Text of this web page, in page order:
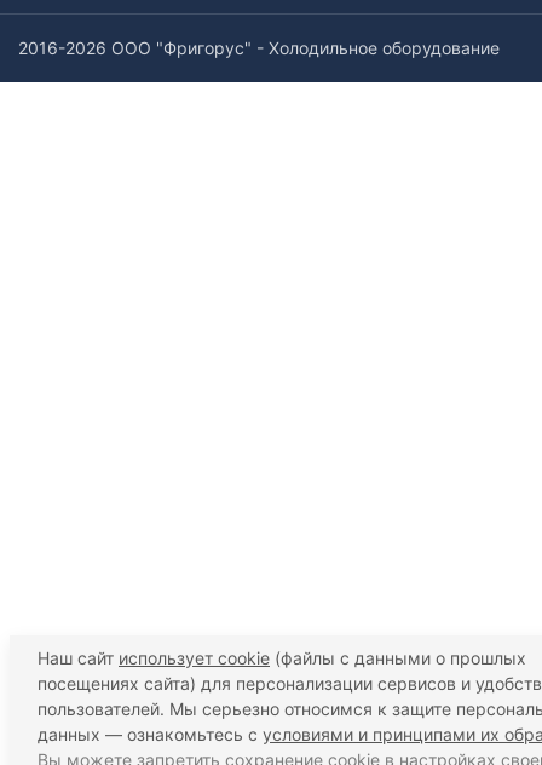
2016-2026 ООО "Фригорус" - Холодильное оборудование
Наш сайт использует cookie (файлы с данными о прошлых
посещениях сайта) для персонализации сервисов и
пользователей. Мы серьезно относимся к защите
данных — ознакомьтесь с условиями и принципами их
Вы можете запретить сохранение cookie в настройках